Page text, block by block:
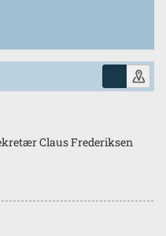
Claus Frederiksen